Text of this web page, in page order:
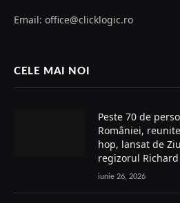
Email: office@clicklogic.ro
CELE MAI NOI
Peste 70 de
României,
hop, lansat de
regizorul
iunie 26, 2026